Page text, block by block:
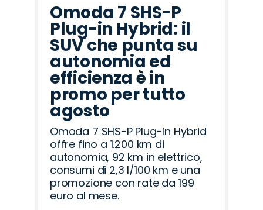
Omoda 7 SHS-P
Plug-in Hybrid: il
SUV che punta su
autonomia ed
efficienza è in
promo per tutto
agosto
Omoda 7 SHS-P Plug-in Hybrid
offre fino a 1.200 km di
autonomia, 92 km in elettrico,
consumi di 2,3 l/100 km e una
promozione con rate da 199
euro al mese.